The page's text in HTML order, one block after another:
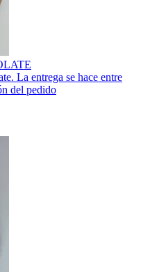
La entrega se hace entre
del pedido